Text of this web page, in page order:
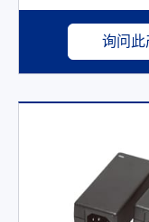
询问此